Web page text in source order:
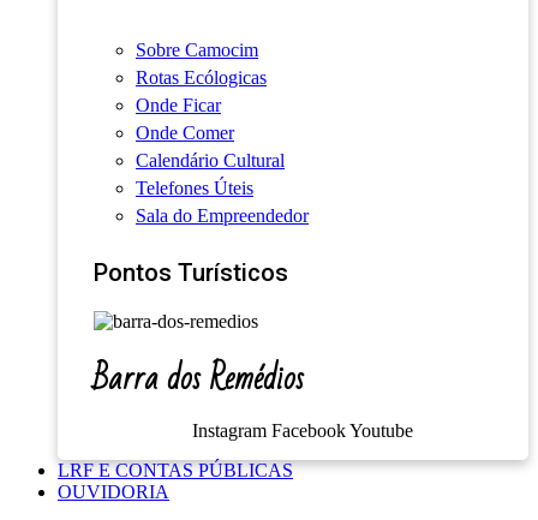
Sobre Camocim
Rotas Ecólogicas
Onde Ficar
Onde Comer
Calendário Cultural
Telefones Úteis
Sala do Empreendedor
Pontos Turísticos
Barra dos Remédios
Instagram Facebook Youtube
LRF E CONTAS PÚBLICAS
OUVIDORIA